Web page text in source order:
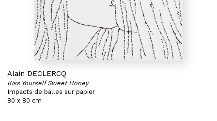
Alain DECLERCQ
Kiss Yourself Sweet Honey
Impacts de balles sur papier
80 x 80 cm